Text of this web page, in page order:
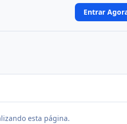
Entrar
esta página.